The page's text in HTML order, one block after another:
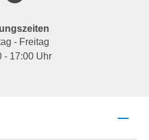
- Freitag
- 17:00 Uhr